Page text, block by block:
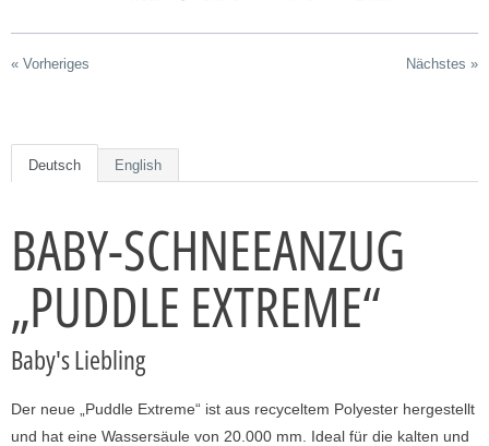
e
s
s
P
o
d
Nächstes »
« Vorheriges
Deutsch English
BABY-SCHNEEANZUG
„PUDDLE EXTREME“
Baby's Liebling
Der neue „Puddle Extreme“ ist aus recyceltem Polyester hergestellt
und hat eine Wassersäule von 20.000 mm. Ideal für die kalten und